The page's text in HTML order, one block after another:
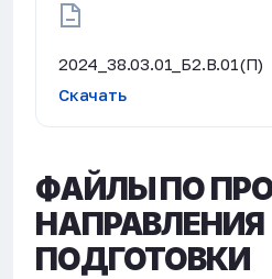
2024_38.03.01_Б2.В.01(П)
Скачать
ФАЙЛЫ ПО
НАПРАВЛЕНИЯ
ПОДГОТОВКИ